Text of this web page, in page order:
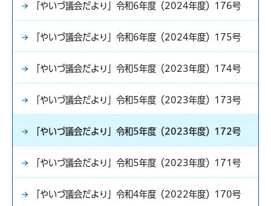
「やいづ議会だより」令和6年度（2024年度）176号
「やいづ議会だより」令和6年度（2024年度）175号
「やいづ議会だより」令和5年度（2023年度）174号
「やいづ議会だより」令和5年度（2023年度）173号
「やいづ議会だより」令和5年度（2023年度）172号
「やいづ議会だより」令和5年度（2023年度）171号
「やいづ議会だより」令和4年度（2022年度）170号